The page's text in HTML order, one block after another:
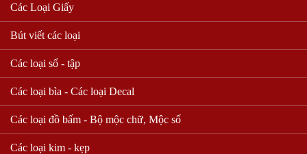
Các Loại Giấy
Bút viết các loại
Các loại sổ - tập
Các loại bìa - Các loại Decal
Các loại đồ bấm - Bộ mộc chữ, Mộc số
Các loại kim - kẹp